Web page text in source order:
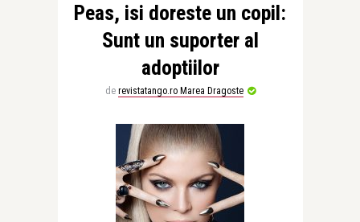
Peas, isi doreste un copil:
Sunt un suporter al
adoptiilor
de revistatango.ro Marea Dragoste